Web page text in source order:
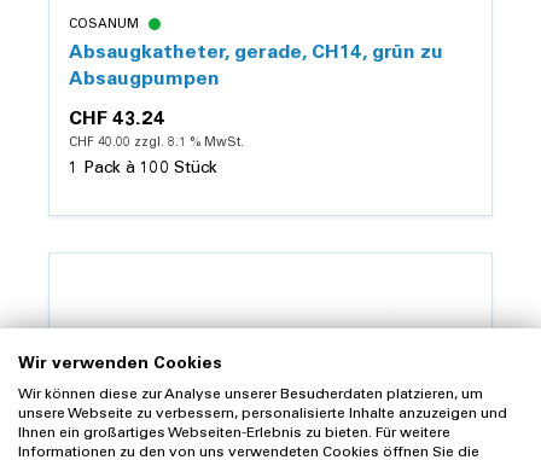
COSANUM
Absaugkatheter, gerade, CH14, grün zu
Absaugpumpen
CHF 43.24
CHF 40.00 zzgl. 8.1 % MwSt.
1 Pack à 100 Stück
Wir verwenden Cookies
Wir können diese zur Analyse unserer Besucherdaten platzieren, um
unsere Webseite zu verbessern, personalisierte Inhalte anzuzeigen und
Ihnen ein großartiges Webseiten-Erlebnis zu bieten. Für weitere
Informationen zu den von uns verwendeten Cookies öffnen Sie die